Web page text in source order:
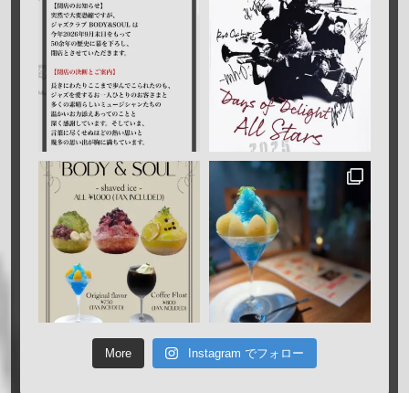
More Instagram でフォロー